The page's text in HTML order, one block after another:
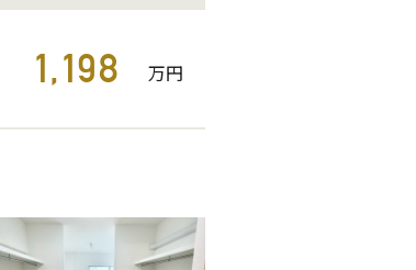
1,198 万円